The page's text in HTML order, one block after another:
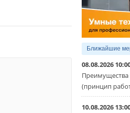
Ближайшие
08.08.2026
Преимущества
(принцип
10.08.2026